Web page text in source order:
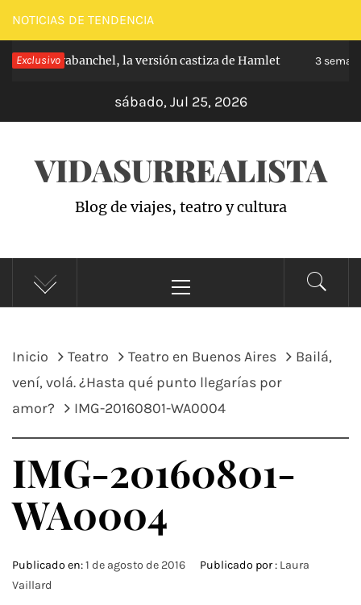
Saltar
al
contenido
NOTICIAS DE TENDENCIA
Exclusivo
de Carabanchel, la versión castiza de Hamlet 3
sábado, Jul 25, 2026
VIDASURREALISTA
Blog de viajes, teatro y cultura
principal
Inicio Teatro Teatro en Buenos Aires
Bailá,
vení, volá. ¿Hasta qué punto llegarías por
amor?
IMG-20160801-WA0004
IMG-20160801-
WA0004
Publicado en:1 de agosto de 2016 Publicado por : Laura
Vaillard